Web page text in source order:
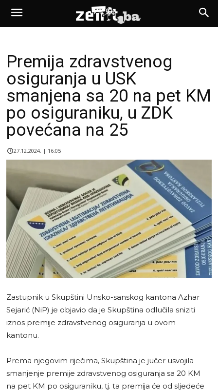
Premija zdravstvenog
osiguranja u USK
smanjena sa 20 na pet KM
po osiguraniku, u ZDK
povećana na 25
27.12.2024. | 16:05
Zastupnik u Skupštini Unsko-sanskog kantona Azhar
Sejarić (NiP) je objavio da je Skupština odlučila sniziti
iznos premije zdravstvenog osiguranja u ovom
kantonu.
Prema njegovim riječima, Skupština je jučer usvojila
smanjenje premije zdravstvenog osiguranja sa 20 KM
na pet KM po osiguraniku, tj. ta premija će od sljedeće